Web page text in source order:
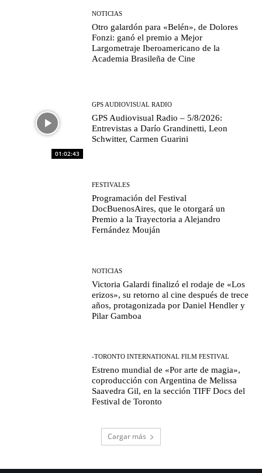
NOTICIAS
Otro galardón para «Belén», de Dolores
Fonzi: ganó el premio a Mejor
Largometraje Iberoamericano de la
Academia Brasileña de Cine
01:02:43
GPS AUDIOVISUAL RADIO
GPS Audiovisual Radio – 5/8/2026:
Entrevistas a Darío Grandinetti, Leon
Schwitter, Carmen Guarini
FESTIVALES
Programación del Festival
DocBuenosAires, que le otorgará un
Premio a la Trayectoria a Alejandro
Fernández Mouján
NOTICIAS
Victoria Galardi finalizó el rodaje de «Los
erizos», su retorno al cine después de trece
años, protagonizada por Daniel Hendler y
Pilar Gamboa
-TORONTO INTERNATIONAL FILM FESTIVAL
Estreno mundial de «Por arte de magia»,
coproducción con Argentina de Melissa
Saavedra Gil, en la sección TIFF Docs del
Festival de Toronto
Cargar más